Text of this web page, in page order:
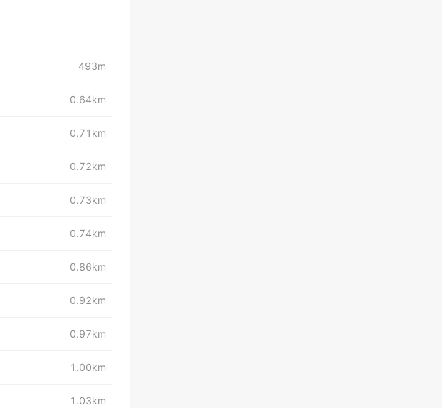
493m
0.64km
0.71km
0.72km
0.73km
0.74km
0.86km
0.92km
0.97km
1.00km
1.03km